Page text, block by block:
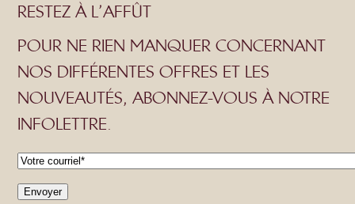
RESTEZ À L’AFFÛT
POUR NE RIEN MANQUER CONCERNANT
NOS DIFFÉRENTES OFFRES ET LES
NOUVEAUTÉS, ABONNEZ-VOUS À NOTRE
INFOLETTRE.
C
o